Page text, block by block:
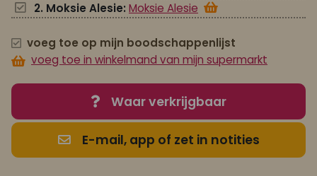
2. Moksie Alesie: Moksie Alesie
voeg toe op mijn boodschappenlijst
voeg toe in winkelmand van mijn supermarkt
Waar verkrijgbaar
E-mail, app of zet in notities